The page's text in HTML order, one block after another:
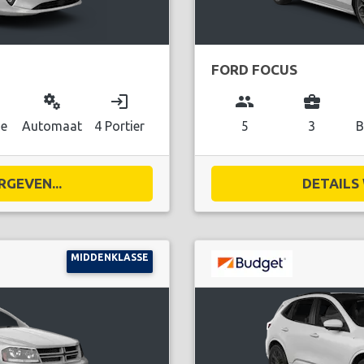
miscellaneous_services
Automaat
login
4 Portier
FORD FOCUS
group
5
business_center
3
DETAILS
MIDDENKLASSE